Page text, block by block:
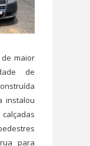
maior
de
instalou
para